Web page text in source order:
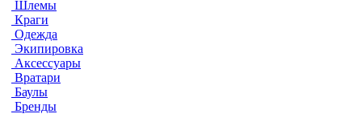
Шлемы
Краги
Одежда
Экипировка
Аксессуары
Вратари
Баулы
Бренды